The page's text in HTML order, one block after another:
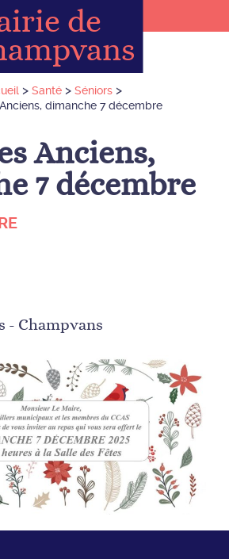
de
> Santé > Séniors >
dimanche 7 décembre
Anciens,
7 décembre
- Champvans